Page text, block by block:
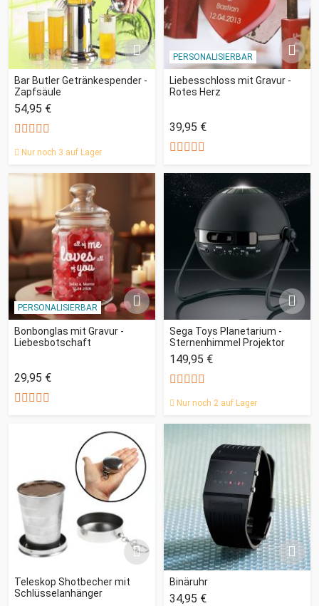
Bar Butler Getränkespender -
Zapfsäule
54,95 €
Nur noch 3 auf Lager
PERSONALISIERBAR
Liebesschloss mit Gravur -
Rotes Herz
39,95 €
PERSONALISIERBAR
Bonbonglas mit Gravur -
Liebesbotschaft
29,95 €
Sega Toys Planetarium -
Sternenhimmel Projektor
149,95 €
Nur noch 2 auf Lager
Teleskop Shotbecher mit
Schlüsselanhänger
Binäruhr
34,95 €